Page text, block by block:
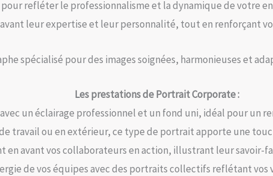
refléter le professionnalisme et la dynamique de votre
leur expertise et leur personnalité, tout en renforçant
spécialisé pour des images soignées, harmonieuses et
Les prestations de Portrait Corporate :
un éclairage professionnel et un fond uni, idéal pour un
travail ou en extérieur, ce type de portrait apporte une
en avant vos collaborateurs en action, illustrant leur savoir-
de vos équipes avec des portraits collectifs reflétant vos